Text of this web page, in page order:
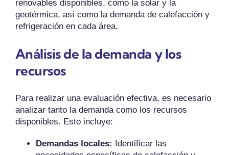
renovables disponibles, como la solar y la
geotérmica, así como la demanda de calefacción y
refrigeración en cada área.
Análisis de la demanda y los
recursos
Para realizar una evaluación efectiva, es necesario
analizar tanto la demanda como los recursos
disponibles. Esto incluye:
Demandas locales: Identificar las